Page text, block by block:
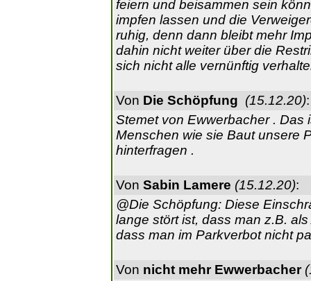
feiern und beisammen sein
impfen lassen und die
ruhig, denn dann bleibt mehr
dahin nicht weiter über die
sich nicht alle vernünftig
Von Die Schöpfung (15.12.20):
Stemet von Ewwerbacher . Das
Menschen wie sie Baut unsere
hinterfragen .
Von Sabin Lamere (15.12.20):
@Die Schöpfung: Diese
lange stört ist, dass man z.B.
dass man im Parkverbot nicht
Von nicht mehr Ewwerbacher